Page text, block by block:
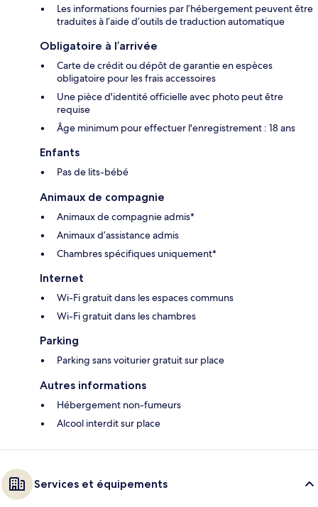
Les informations fournies par l’hébergement peuvent être
traduites à l’aide d’outils de traduction automatique
Obligatoire à l’arrivée
Carte de crédit ou dépôt de garantie en espèces
obligatoire pour les frais accessoires
Une pièce d'identité officielle avec photo peut être
requise
Âge minimum pour effectuer l'enregistrement : 18 ans
Enfants
Pas de lits-bébé
Animaux de compagnie
Animaux de compagnie admis*
Animaux d’assistance admis
Chambres spécifiques uniquement*
Internet
Wi-Fi gratuit dans les espaces communs
Wi-Fi gratuit dans les chambres
Parking
Parking sans voiturier gratuit sur place
Autres informations
Hébergement non-fumeurs
Alcool interdit sur place
Services et équipements